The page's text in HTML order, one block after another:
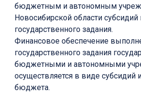
бюджетным и автономным
Новосибирской области
государственного задания.
Финансовое обеспечение
государственного задания
бюджетными и автономными
осуществляется в виде субсидий
бюджета.